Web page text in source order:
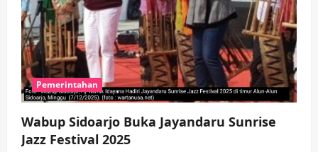
Pemerintahan
Wabup Sidoarjo Buka Jayandaru Sunrise
Jazz Festival 2025